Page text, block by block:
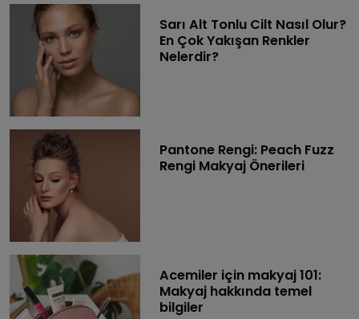
Sarı Alt Tonlu Cilt Nasıl Olur?
En Çok Yakışan Renkler
Nelerdir?
Pantone Rengi: Peach Fuzz
Rengi Makyaj Önerileri
Acemiler için makyaj 101:
Makyaj hakkında temel
bilgiler